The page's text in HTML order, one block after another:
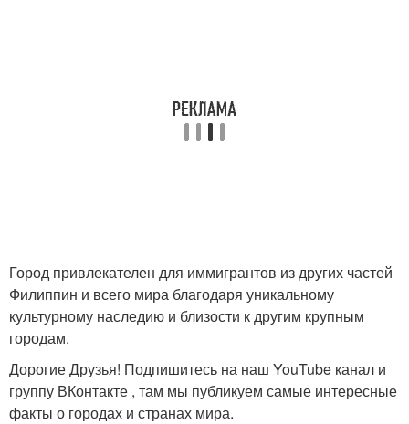
Город привлекателен для иммигрантов из других частей
Филиппин и всего мира благодаря уникальному
культурному наследию и близости к другим крупным
городам.
Дорогие Друзья! Подпишитесь на наш YouTube канал и
группу ВКонтакте , там мы публикуем самые интересные
факты о городах и странах мира.